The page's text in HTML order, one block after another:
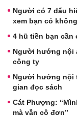
Người có 7 dấu
xem bạn có
4 hũ tiền bạn cần
Người hướng nội
công ty
Người hướng nội
gian đọc sách
Cát Phượng:
mà vẫn cô đơn”